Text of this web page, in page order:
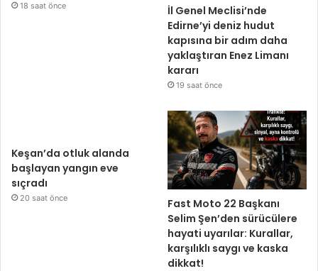
18 saat önce
İl Genel Meclisi’nde
Edirne’yi deniz hudut
kapısına bir adım daha
yaklaştıran Enez Limanı
kararı
19 saat önce
Keşan’da otluk alanda
başlayan yangın eve
sıçradı
20 saat önce
Fast Moto 22 Başkanı
Selim Şen’den sürücülere
hayati uyarılar: Kurallar,
karşılıklı saygı ve kaska
dikkat!